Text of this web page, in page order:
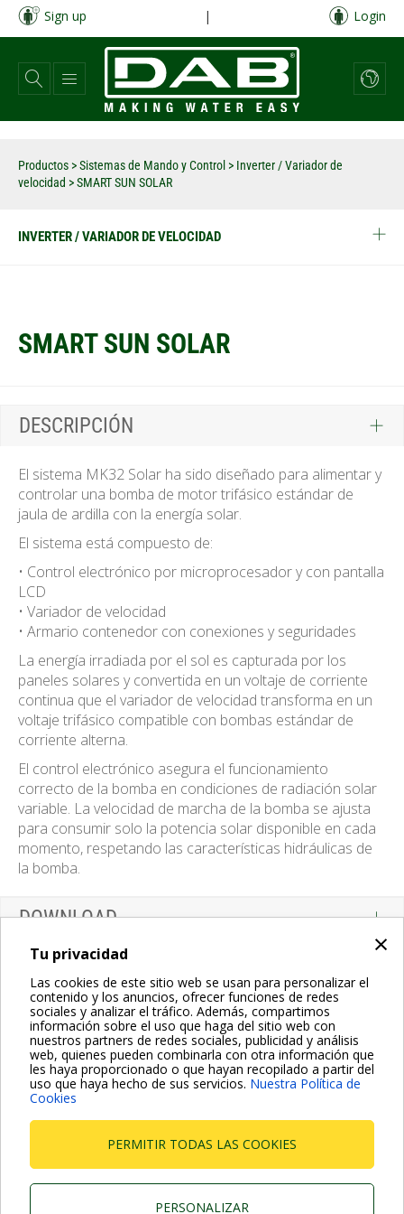
×
Tu privacidad
Las cookies de este sitio web se usan para personalizar el
contenido y los anuncios, ofrecer funciones de redes
sociales y analizar el tráfico. Además, compartimos
información sobre el uso que haga del sitio web con
nuestros partners de redes sociales, publicidad y análisis
web, quienes pueden combinarla con otra información que
les haya proporcionado o que hayan recopilado a partir del
uso que haya hecho de sus servicios. Nuestra Política de
Cookies
PERMITIR TODAS LAS COOKIES
PERSONALIZAR
Pasar
contenido
principal
Sign up | Login
Productos >Sistemas de Mando y Control > Inverter / Variador de
velocidad >SMART SUN SOLAR
INVERTER / VARIADOR DE VELOCIDAD
SMART SUN SOLAR
DESCRIPCIÓN
El sistema MK32 Solar ha sido diseñado para alimentar y
controlar una bomba de motor trifásico estándar de
jaula de ardilla con la energía solar.
El sistema está compuesto de:
• Control electrónico por microprocesador y con pantalla
LCD
• Variador de velocidad
• Armario contenedor con conexiones y seguridades
La energía irradiada por el sol es capturada por los
paneles solares y convertida en un voltaje de corriente
continua que el variador de velocidad transforma en un
voltaje trifásico compatible con bombas estándar de
corriente alterna.
El control electrónico asegura el funcionamiento
correcto de la bomba en condiciones de radiación solar
variable. La velocidad de marcha de la bomba se ajusta
para consumir solo la potencia solar disponible en cada
momento, respetando las características hidráulicas de
la bomba.
DOWNLOAD